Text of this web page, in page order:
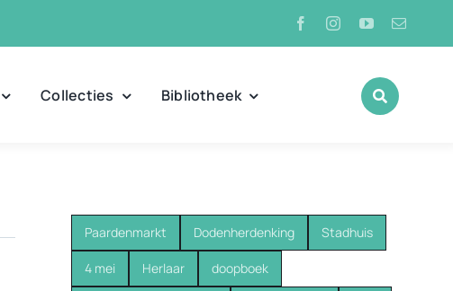
Collecties Bibliotheek
Paardenmarkt Dodenherdenking Stadhuis
4 mei Herlaar doopboek